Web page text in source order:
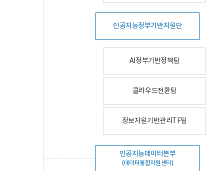
인공지능정부기반지원단
AI정부기반정책팀
클라우드전환팀
정보자원기반관리TF팀
인공지능데이터본부
(데이터통합지원센터)